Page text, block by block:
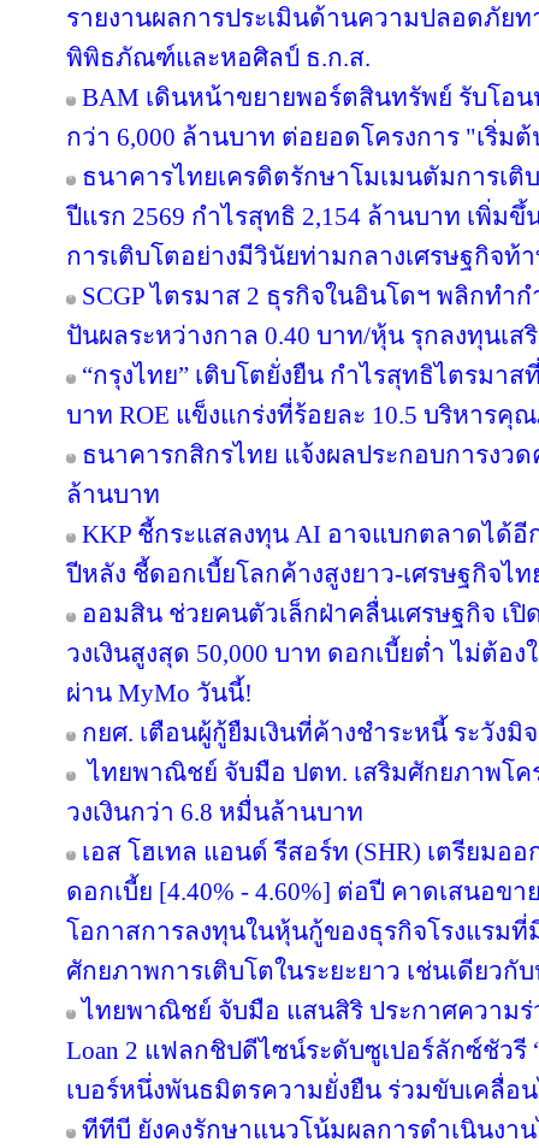
รายงานผลการประเมินด้านความปลอดภัยท
พิพิธภัณฑ์และหอศิลป์ ธ.ก.ส.
BAM เดินหน้าขยายพอร์ตสินทรัพย์ รับโอ
กว่า 6,000 ล้านบาท ต่อยอดโครงการ "เริ่ม
ธนาคารไทยเครดิตรักษาโมเมนตัมการเติ
ปีแรก 2569 กำไรสุทธิ 2,154 ล้านบาท เพิ่ม
การเติบโตอย่างมีวินัยท่ามกลางเศรษฐกิจท้
SCGP ไตรมาส 2 ธุรกิจในอินโดฯ พลิกทำ
ปันผลระหว่างกาล 0.40 บาท/หุ้น รุกลงทุนเ
“กรุงไทย” เติบโตยั่งยืน กำไรสุทธิไตรมาส
บาท ROE แข็งแกร่งที่ร้อยละ 10.5 บริหาร
ธนาคารกสิกรไทย แจ้งผลประกอบการงวด
ล้านบาท
KKP ชี้กระแสลงทุน AI อาจแบกตลาดได้อี
ปีหลัง ชี้ดอกเบี้ยโลกค้างสูงยาว-เศรษฐกิจไท
ออมสิน ช่วยคนตัวเล็กฝ่าคลื่นเศรษฐกิจ เ
วงเงินสูงสุด 50,000 บาท ดอกเบี้ยต่ำ ไม่ต้
ผ่าน MyMo วันนี้!
กยศ. เตือนผู้กู้ยืมเงินที่ค้างชำระหนี้ ระวัง
ไทยพาณิชย์ จับมือ ปตท. เสริมศักยภาพโค
วงเงินกว่า 6.8 หมื่นล้านบาท
เอส โฮเทล แอนด์ รีสอร์ท (SHR) เตรียมอ
ดอกเบี้ย [4.40% - 4.60%] ต่อปี คาดเสนอขา
โอกาสการลงทุนในหุ้นกู้ของธุรกิจโรงแรม
ศักยภาพการเติบโตในระยะยาว เช่นเดียวกั
ไทยพาณิชย์ จับมือ แสนสิริ ประกาศความร่
Loan 2 แฟลกชิปดีไซน์ระดับซูเปอร์ลักซ์ชัว
เบอร์หนึ่งพันธมิตรความยั่งยืน ร่วมขับเคลื่อ
ทีทีบี ยังคงรักษาแนวโน้มผลการดำเนินงา